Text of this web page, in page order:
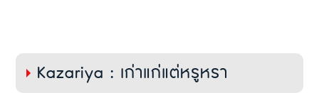
Kazariya : เก่าแก่แต่หรูหรา